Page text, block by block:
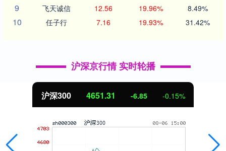
9 飞天诚信 12.56 19.96% 8.49%
10 任子行 7.16 19.93% 31.42%
沪深京行情 实时轮播
沪深300 4651.31 -6.85 -0.15%